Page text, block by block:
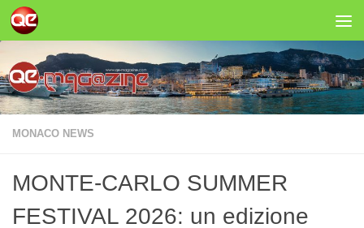
Salta al contenuto
MONACO NEWS
MONTE-CARLO SUMMER
FESTIVAL 2026: un edizione